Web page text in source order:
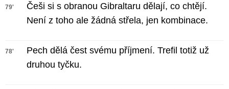
79'
Češi si s obranou Gibraltaru dělají, co chtějí.
Není z toho ale žádná střela, jen kombinace.
78'
Pech dělá čest svému příjmení. Trefil totiž už
druhou tyčku.